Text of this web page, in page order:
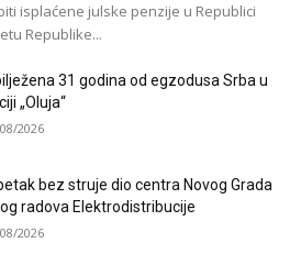
isplaćene julske penzije u Republici
Republike...
31 godina od egzodusa Srba u
„Oluja“
2026
bez struje dio centra Novog Grada
radova Elektrodistribucije
2026